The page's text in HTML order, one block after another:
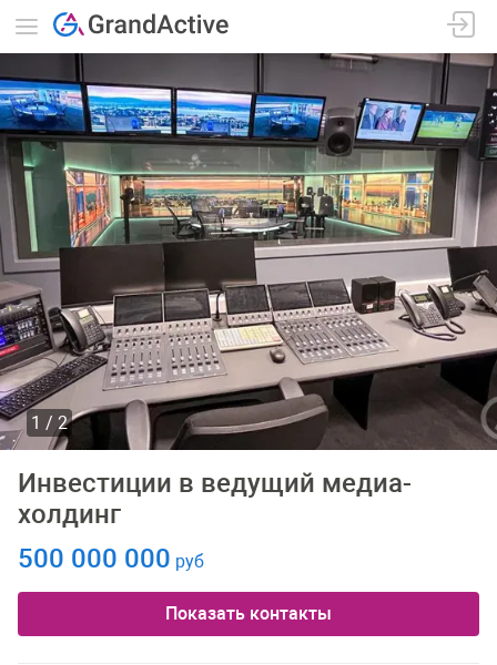
1 2
Инвестиции в ведущий медиа-
холдинг
500 000 000 руб
Показать контакты